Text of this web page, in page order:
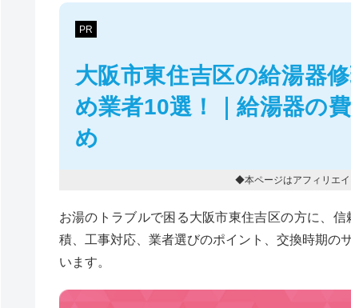
PR
大阪市東住吉区の給湯器
め業者10選！｜給湯器の
め
◆本ページはアフィリエイ
お湯のトラブルで困る大阪市東住吉区の方に、
積、工事対応、業者選びのポイント、交換時期の
います。